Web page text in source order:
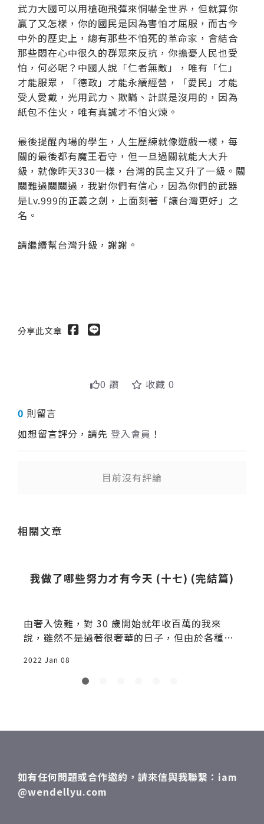
武力大國可以用槍砲飛彈來恫嚇全世界，但就算你
贏了又怎樣，你的國民是因為害怕才屈服，而古今
中外的歷史上，總有那些不怕死的革命家，會結合
那些悶在心中很久的群眾來反抗，你擔憂人民也受
怕，何必呢？中國人說「仁者無敵」，唯有「仁」
才能服眾，「德政」才能永續經營，「愛民」才能
受人愛戴，光用武力、欺瞞、計謀是沒用的，因為
紙包不住火，唯有真誠才不怕火煉。
最後提醒內場的學生，人生歷練就像遊戲一樣，每
關的最後都有魔王看守，但一旦過關就能大大升
級，就像昨天330一樣，台灣的民主又升了一級。關
關難過關關過，我對你們有信心，因為你們的武器
是Lv.999的正義之劍，上面刻著「讓台灣更好」之
名。
請繼續幫台灣升級，謝謝。
分享此文章
0 讚 收藏 0
0 則留言
如想留言評分，請先 登入會員 ！
目前沒有評論
相關文章
我做了哪些努力才有今天 (十七) (完結篇)
由奢入儉難，對 30 歲開始就年收百萬的我來
說，雖然不是過著很奢華的日子，但由於各種生
2022 Jan 08
如有任何問題或合作邀約，請來信與我聯繫：iam
@wendellyu.com